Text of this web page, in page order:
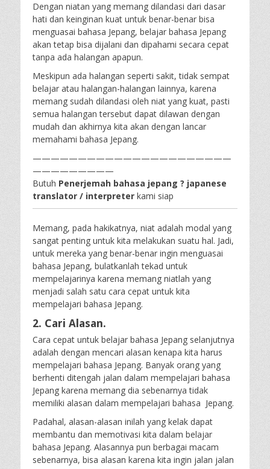
Dengan niatan yang memang dilandasi dari dasar
hati dan keinginan kuat untuk benar-benar bisa
menguasai bahasa Jepang, belajar bahasa Jepang
akan tetap bisa dijalani dan dipahami secara cepat
tanpa ada halangan apapun.
Meskipun ada halangan seperti sakit, tidak sempat
belajar atau halangan-halangan lainnya, karena
memang sudah dilandasi oleh niat yang kuat, pasti
semua halangan tersebut dapat dilawan dengan
mudah dan akhirnya kita akan dengan lancar
memahami bahasa Jepang.
——————————————————————
—————————
Butuh Penerjemah bahasa jepang ? japanese
translator / interpreter kami siap
Memang, pada hakikatnya, niat adalah modal yang
sangat penting untuk kita melakukan suatu hal. Jadi,
untuk mereka yang benar-benar ingin menguasai
bahasa Jepang, bulatkanlah tekad untuk
mempelajarinya karena memang niatlah yang
menjadi salah satu cara cepat untuk kita
mempelajari bahasa Jepang.
2. Cari Alasan.
Cara cepat untuk belajar bahasa Jepang selanjutnya
adalah dengan mencari alasan kenapa kita harus
mempelajari bahasa Jepang. Banyak orang yang
berhenti ditengah jalan dalam mempelajari bahasa
Jepang karena memang dia sebenarnya tidak
memiliki alasan dalam mempelajari bahasa Jepang.
Padahal, alasan-alasan inilah yang kelak dapat
membantu dan memotivasi kita dalam belajar
bahasa Jepang. Alasannya pun berbagai macam
sebenarnya, bisa alasan karena kita ingin jalan jalan